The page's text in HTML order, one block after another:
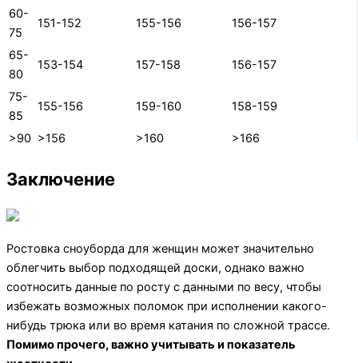
60-
75
151-152 155-156 156-157
65-
80
153-154 157-158 156-157
75-
85
155-156 159-160 158-159
>90 >156 >160 >166
Заключение
Ростовка сноуборда для женщин может значительно
облегчить выбор подходящей доски, однако важно
соотносить данные по росту с данными по весу, чтобы
избежать возможных поломок при исполнении какого-
нибудь трюка или во время катания по сложной трассе.
Помимо прочего, важно учитывать и показатель